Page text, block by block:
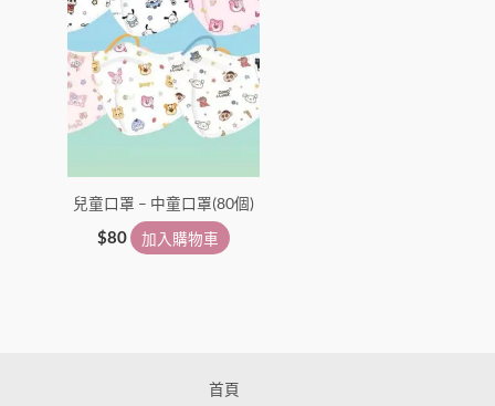
兒童口罩 – 中童口罩(80個)
$80 加入購物車
首頁